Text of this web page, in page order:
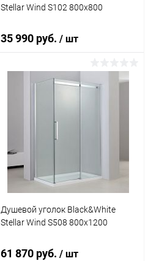
Stellar Wind S102 800х800
35 990 руб./ шт
В корзину
Купить в 1 клик
В избранное
Душевой уголок Black&White
Stellar Wind S508 800х1200
61 870 руб./ шт